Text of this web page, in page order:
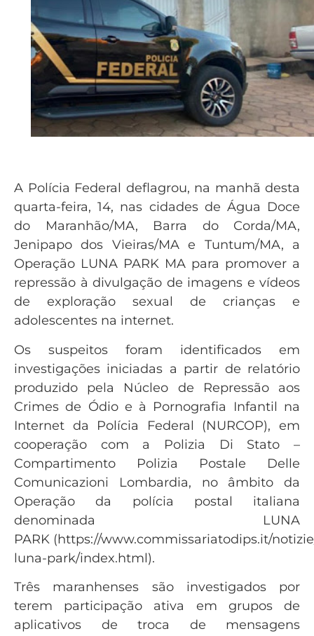
A Polícia Federal deflagrou, na manhã desta
quarta-feira, 14, nas cidades de Água Doce
do Maranhão/MA, Barra do Corda/MA,
Jenipapo dos Vieiras/MA e Tuntum/MA, a
Operação LUNA PARK MA para promover a
repressão à divulgação de imagens e vídeos
de exploração sexual de crianças e
adolescentes na internet.
Os suspeitos foram identificados em
investigações iniciadas a partir de relatório
produzido pela Núcleo de Repressão aos
Crimes de Ódio e à Pornografia Infantil na
Internet da Polícia Federal (NURCOP), em
cooperação com a Polizia Di Stato –
Compartimento Polizia Postale Delle
Comunicazioni Lombardia, no âmbito da
Operação da polícia postal italiana
denominada LUNA
PARK (https://www.commissariatodips.it/
luna-park/index.html).
Três maranhenses são investigados por
terem participação ativa em grupos de
aplicativos de troca de mensagens